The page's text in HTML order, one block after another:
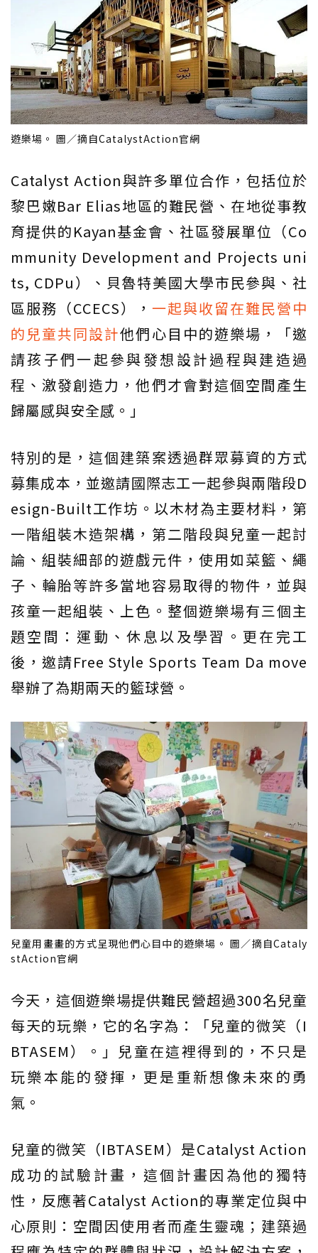
遊樂場。 圖／摘自CatalystAction官網
Catalyst Action與許多單位合作，包括位於
黎巴嫩Bar Elias地區的難民營、在地從事教
育提供的Kayan基金會、社區發展單位（Co
mmunity Development and Projects uni
ts, CDPu）、貝魯特美國大學市民參與、社
區服務（CCECS）， 一起與收留在難民營中
的兒童共同設計他們心目中的遊樂場，「邀
請孩子們一起參與發想設計過程與建造過
程、激發創造力，他們才會對這個空間產生
歸屬感與安全感。」
特別的是，這個建築案透過群眾募資的方式
募集成本，並邀請國際志工一起參與兩階段D
esign-Built工作坊。以木材為主要材料，第
一階組裝木造架構，第二階段與兒童一起討
論、組裝細部的遊戲元件，使用如菜籃、繩
子、輪胎等許多當地容易取得的物件，並與
孩童一起組裝、上色。整個遊樂場有三個主
題空間：運動、休息以及學習。更在完工
後，邀請Free Style Sports Team Da move
舉辦了為期兩天的籃球營。
兒童用畫畫的方式呈現他們心目中的遊樂場。 圖／摘自Cataly
stAction官網
今天，這個遊樂場提供難民營超過300名兒童
每天的玩樂，它的名字為：「兒童的微笑（I
BTASEM）。」兒童在這裡得到的，不只是
玩樂本能的發揮，更是重新想像未來的勇
氣。
兒童的微笑（IBTASEM）是Catalyst Action
成功的試驗計畫，這個計畫因為他的獨特
性，反應著Catalyst Action的專業定位與中
心原則：空間因使用者而產生靈魂；建築過